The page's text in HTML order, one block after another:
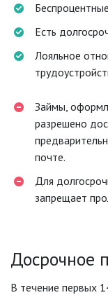
Есть
Лояльное
Займы,
разрешено
почте.
Для
запрещает
Досрочное
В течение первых